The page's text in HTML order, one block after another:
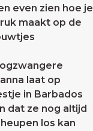
even zien hoe je
maakt op de
laat op
in Barbados
dat ze nog altijd
los kan